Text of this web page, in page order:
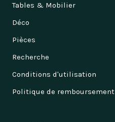
Tables & Mobilier
Déco
Pièces
Recherche
Conditions d'utilisation
Politique de remboursement